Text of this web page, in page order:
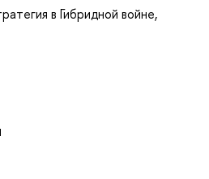
в Гибридной войне,